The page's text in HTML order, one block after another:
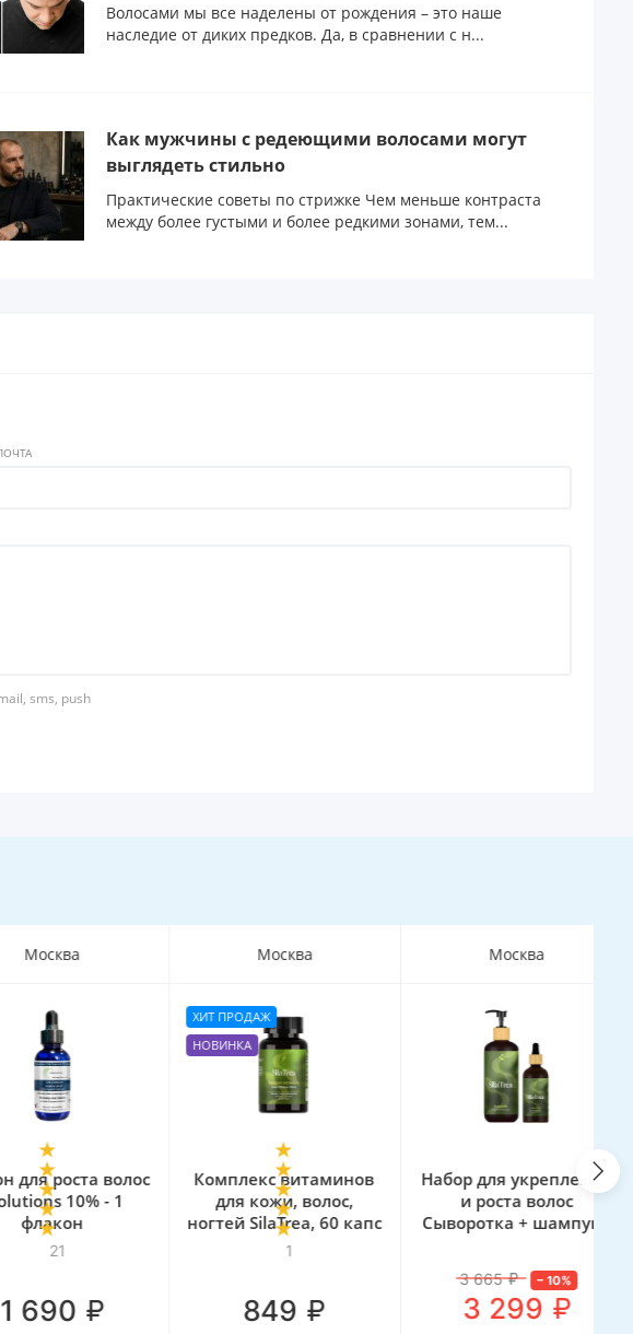
Волосами мы все наделены от рождения – это наше
наследие от диких предков. Да, в сравнении с н...
Как мужчины с редеющими волосами могут
выглядеть стильно
Практические советы по стрижке Чем меньше контраста
между более густыми и более редкими зонами, тем...
sms, push
роста волос
10% - 1
₽
Москва
ХИТ ПРОДАЖ
НОВИНКА
Комплекс витаминов
для кожи, волос,
ногтей SilaTrea, 60 капс
849 ₽
Москва
Набор для укрепления
и роста волос
Сыворотка + шампунь
3 665 ₽ –10%
3 299 ₽